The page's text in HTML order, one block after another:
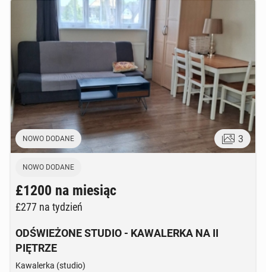
NOWO DODANE 3
NOWO DODANE
£1200 na miesiąc
£277 na tydzień
ODŚWIEŻONE STUDIO - KAWALERKA NA II
PIĘTRZE
Kawalerka (studio)